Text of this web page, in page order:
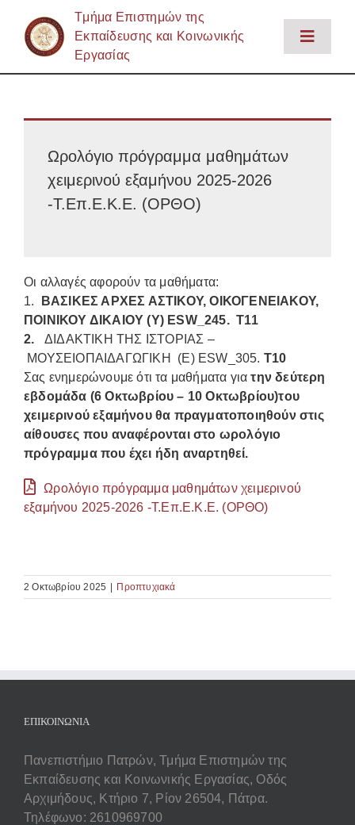
περιεχόμενο
Tμήμα Επιστημών της
Εκπαίδευσης και Κοινωνικής
Εργασίας
Toggle
Έρευνα
Προσωπικό
Επικοινωνία
Ωρολόγιο πρόγραμμα μαθημάτων
χειμερινού εξαμήνου 2025-2026
-Τ.Επ.Ε.Κ.Ε. (ΟΡΘΟ)
Οι αλλαγές αφορούν τα μαθήματα:
1.
ΒΑΣΙΚΕΣ ΑΡΧΕΣ ΑΣΤΙΚΟΥ, ΟΙΚΟΓΕΝΕΙΑΚΟΥ,
ΠΟΙΝΙΚΟΥ ΔΙΚΑΙΟΥ (Υ) ESW_245. Τ11
2. ΔΙΔΑΚΤΙΚΗ ΤΗΣ ΙΣΤΟΡΙΑΣ –
ΜΟΥΣΕΙΟΠΑΙΔΑΓΩΓΙΚΗ (Ε) ESW_305. Τ10
Σας ενημερώνουμε ότι τα μαθήματα γιατην δεύτερη
εβδομάδα (6 Οκτωβρίου – 10 Οκτωβρίου)του
χειμερινού εξαμήνου θα πραγματοποιηθούν στις
αίθουσες που αναφέρονται στο ωρολόγιο
πρόγραμμα που έχει ήδη αναρτηθεί.
Ωρολόγιο πρόγραμμα μαθημάτων χειμερινού
εξαμήνου 2025-2026 -Τ.Επ.Ε.Κ.Ε. (ΟΡΘΟ)
2 Οκτωβρίου 2025 Προπτυχιακά
ΕΠΙΚΟΙΝΩΝΊΑ
Πανεπιστήμιο Πατρών, Τμήμα Επιστημών της
Εκπαίδευσης και Κοινωνικής Εργασίας, Οδός
Αρχιμήδους, Κτήριο 7, Ρίον 26504, Πάτρα.
Τηλέφωνο: 2610969700